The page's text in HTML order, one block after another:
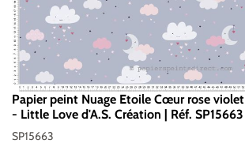
Papier peint Nuage Etoile Cœur rose violet
- Little Love d'A.S. Création | Réf. SP15663
SP15663